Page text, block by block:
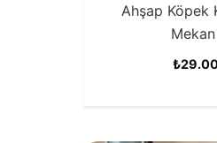
Ahşap Köpek
₺